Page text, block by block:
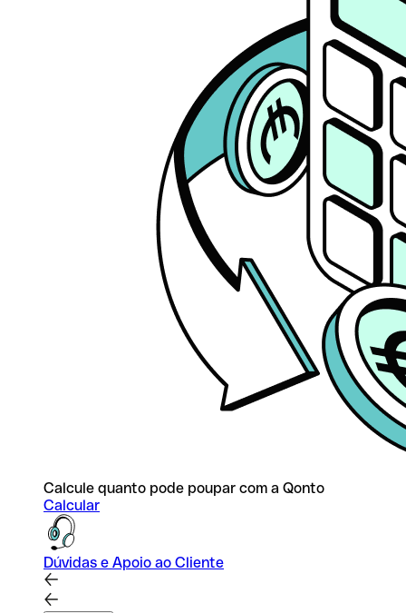
Calcule quanto pode poupar com a Qonto
Calcular
Dúvidas e Apoio ao Cliente